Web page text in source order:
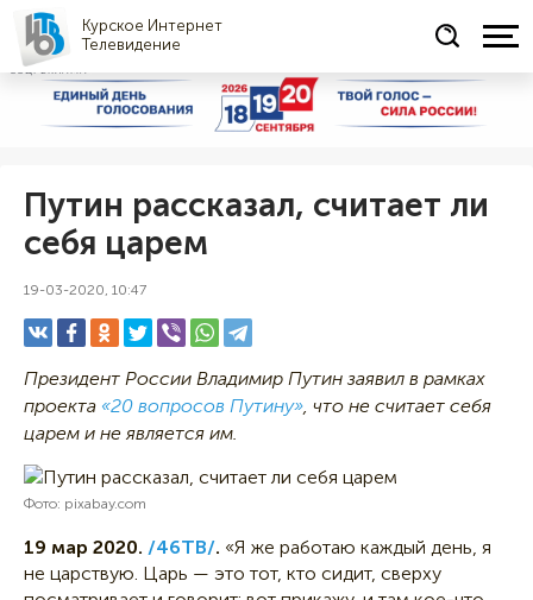
Курское Интернет
Телевидение
СОЦРЕКЛАМА
Путин рассказал, считает ли
себя царем
19-03-2020, 10:47
Президент России Владимир Путин заявил в рамках
проекта «20 вопросов Путину» , что не считает себя
царем и не является им.
Фото: pixabay.com
19 мар 2020. /46ТВ/. «Я же работаю каждый день, я
не царствую. Царь — это тот, кто сидит, сверху